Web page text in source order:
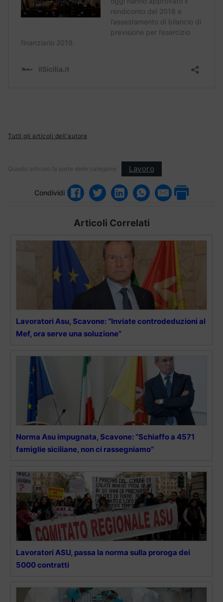
Tutti gli articoli dell'autore
Questo articolo fa parte delle categorie: Lavoro
Condividi
Articoli Correlati
Lavoratori Asu, Scavone: “Inviate controdeduzioni al
Mef, ora serve una soluzione”
Norma Asu impugnata, Scavone: “Schiaffo a 4571
famiglie siciliane, non ci rassegniamo”
Lavoratori ASU, passa la norma sulla proroga dei
5000 contratti